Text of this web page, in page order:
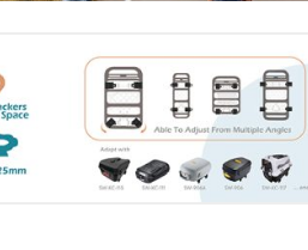
戶外探索 Outside
主題書籍